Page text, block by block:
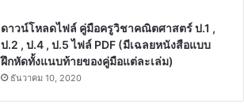
ดาวน์โหลดไฟล์ คู่มือครูวิชาคณิตศาสตร์ ป.1 ,
ป.2 , ป.4 , ป.5 ไฟล์ PDF (มีเฉลยหนังสือแบบ
ฝึกหัดทั้งแนบท้ายของคู่มือแต่ละเล่ม)
ธันวาคม 10, 2020